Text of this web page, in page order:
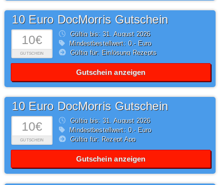
10€
GUTSCHEIN
10 Euro DocMorris Gutschein
Gültig bis: 31.August2026
Mindestbestellwert: 0,- Euro
Gültig für: Einlösung Rezepts
Gutschein anzeigen
10€
GUTSCHEIN
10 Euro DocMorris Gutschein
Gültig bis: 31.August2026
Mindestbestellwert: 0,- Euro
Gültig für: Rezept App
Gutschein anzeigen